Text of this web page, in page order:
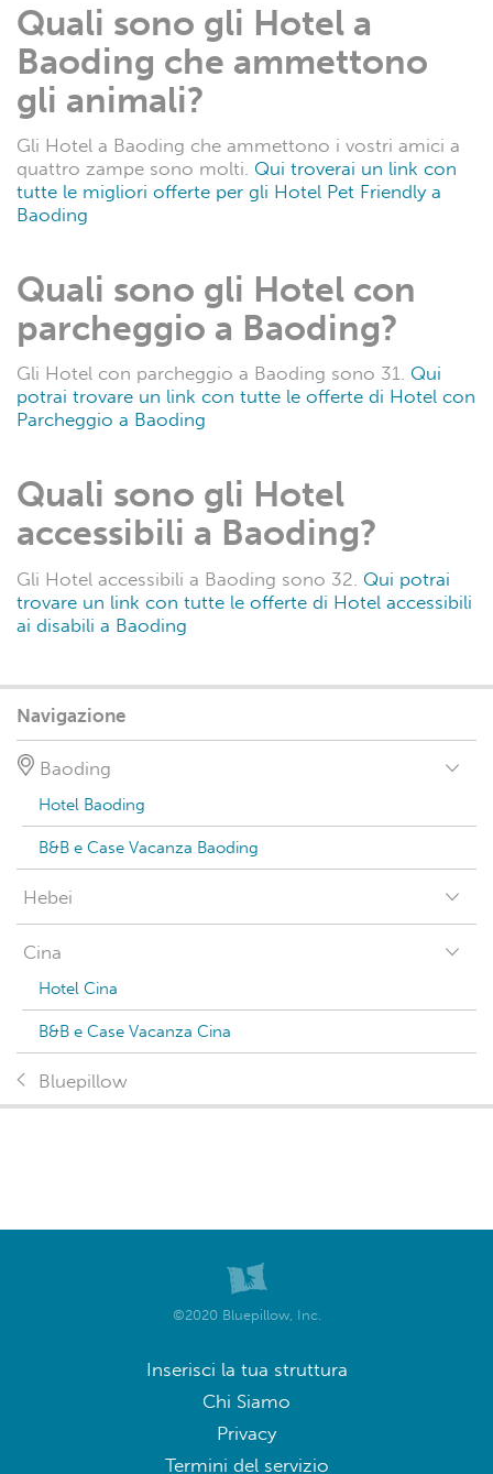
Quali sono gli Hotel a
Baoding che ammettono
gli animali?
Gli Hotel a Baoding che ammettono i vostri amici a
quattro zampe sono molti. Qui troverai un link con
tutte le migliori offerte per gli Hotel Pet Friendly a
Baoding
Quali sono gli Hotel con
parcheggio a Baoding?
Gli Hotel con parcheggio a Baoding sono 31. Qui
potrai trovare un link con tutte le offerte di Hotel con
Parcheggio a Baoding
Quali sono gli Hotel
accessibili a Baoding?
Gli Hotel accessibili a Baoding sono 32. Qui potrai
trovare un link con tutte le offerte di Hotel accessibili
ai disabili a Baoding
Navigazione
Baoding
Hotel Baoding
B&B e Case Vacanza Baoding
Hebei
Cina
Hotel Cina
B&B e Case Vacanza Cina
Bluepillow
©2020 Bluepillow, Inc.
Inserisci la tua struttura
Chi Siamo
Privacy
Termini del servizio